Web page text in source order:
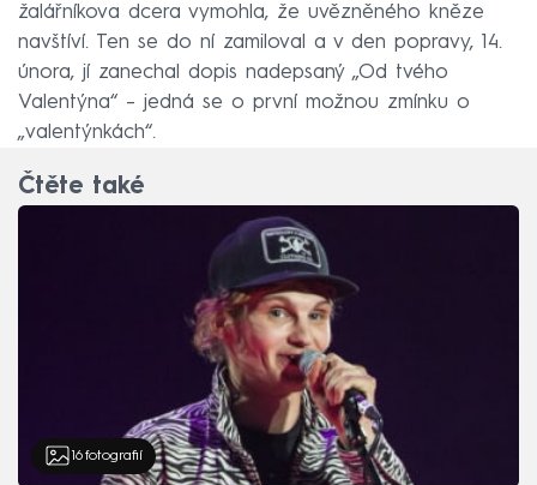
žalářníkova dcera vymohla, že uvězněného kněze
navštíví. Ten se do ní zamiloval a v den popravy, 14.
února, jí zanechal dopis nadepsaný „Od tvého
Valentýna“ – jedná se o první možnou zmínku o
„valentýnkách“.
Čtěte také
16 fotografií